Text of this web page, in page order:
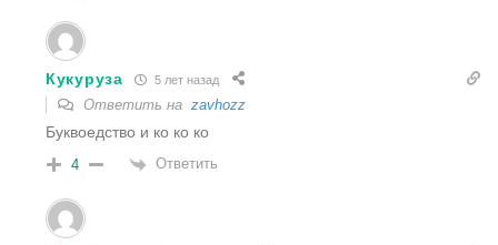
Кукуруза 5 лет назад
Ответить на zavhozz
Буквоедство и ко ко ко
4 Ответить